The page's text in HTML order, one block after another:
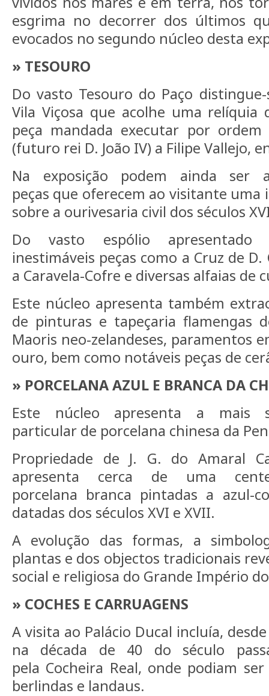
esgrima no decorrer dos últimos
evocados no segundo núcleo desta
» TESOURO
Do vasto Tesouro do Paço
Vila Viçosa que acolhe uma relíquia
peça mandada executar por
(futuro rei D. João IV) a Filipe Vallejo,
Na exposição podem ainda ser
peças que oferecem ao visitante
sobre a ourivesaria civil dos séculos
Do vasto espólio apresentado
inestimáveis peças como a Cruz de
a Caravela-Cofre e diversas alfaias de
Este núcleo apresenta também
de pinturas e tapeçaria flamengas
Maoris neo-zelandeses, paramentos
ouro, bem como notáveis peças de
» PORCELANA AZUL E BRANCA DA
Este núcleo apresenta a mais
particular de porcelana chinesa da
Propriedade de J. G. do Amaral
apresenta cerca de uma
porcelana branca pintadas a azul-
datadas dos séculos XVI e XVII.
A evolução das formas, a
plantas e dos objectos tradicionais
social e religiosa do Grande Império
» COCHES E CARRUAGENS
A visita ao Palácio Ducal incluía,
na década de 40 do século
pela Cocheira Real, onde podiam
berlindas e landaus.